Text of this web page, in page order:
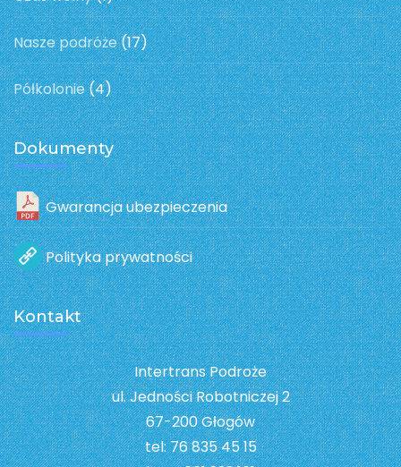
Nasze podróże(17)
Półkolonie(4)
Dokumenty
Gwarancja ubezpieczenia
Polityka prywatności
Kontakt
Intertrans Podroże
ul. Jedności Robotniczej 2
67-200 Głogów
tel: 76 835 45 15